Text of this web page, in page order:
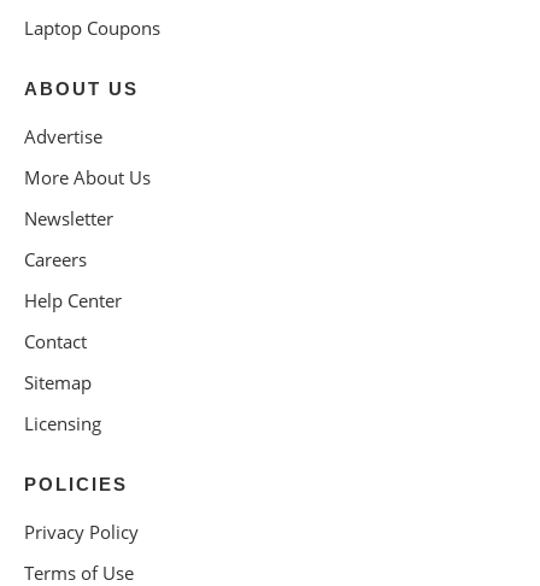
Laptop Coupons
ABOUT US
Advertise
More About Us
Newsletter
Careers
Help Center
Contact
Sitemap
Licensing
POLICIES
Privacy Policy
Terms of Use